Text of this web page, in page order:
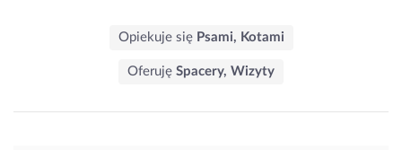
Opiekuje się Psami, Kotami
Oferuję Spacery, Wizyty